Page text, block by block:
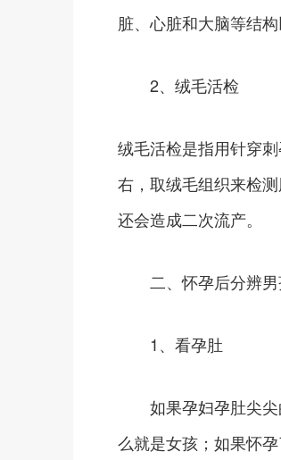
脏、心脏和大脑等结
2、绒毛活检
绒毛活检是指用针穿
右，取绒毛组织来检
还会造成二次流产。
二、怀孕后分辨男
1、看孕肚
如果孕妇孕肚尖尖
么就是女孩；如果怀